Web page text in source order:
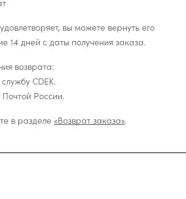
вы можете вернуть его
14 дней с даты получения заказа.
возврата:
CDEK.
России.
в разделе «Возврат заказа».